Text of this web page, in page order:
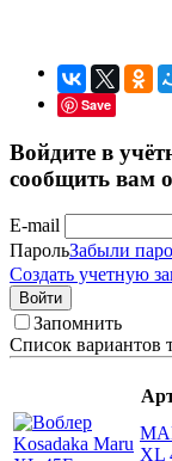
Save
Войдите в
сообщить вам
E-mail
ПарольЗабыли
Создать учетную
Войти
Запомнить
Список вариантов
XL